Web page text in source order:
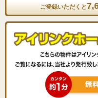
ご登録いただくと